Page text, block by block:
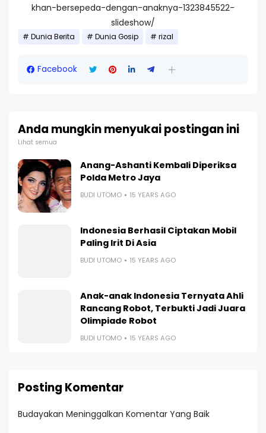
khan-bersepeda-dengan-anaknya-1323845522-
slideshow/
Dunia Berita Dunia Gosip rizal
Facebook
Anda mungkin menyukai postingan ini
Lihat semua
Anang-Ashanti Kembali Diperiksa
Polda Metro Jaya
BUDI UTOMO 15 YEARS AGO
Indonesia Berhasil Ciptakan Mobil
Paling Irit Di Asia
BUDI UTOMO 15 YEARS AGO
Anak-anak Indonesia Ternyata Ahli
Rancang Robot, Terbukti Jadi Juara
Olimpiade Robot
BUDI UTOMO 15 YEARS AGO
Posting Komentar
Budayakan Meninggalkan Komentar Yang Baik